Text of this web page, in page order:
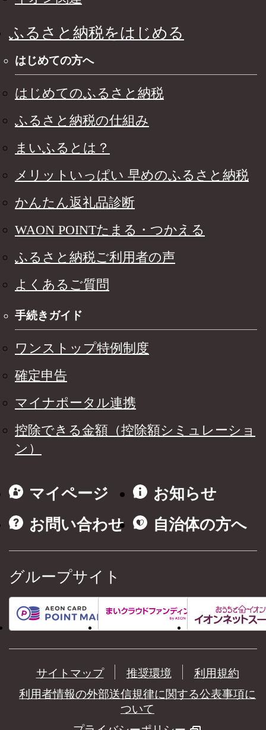
ふるさと納税をはじめる
はじめての方へ
はじめてのふるさと納税
ふるさと納税の仕組み
まいふるとは？
メリットいっぱい 早めのふるさと納税
かんたん返礼品診断
WAON POINTたまる・つかえる
ふるさと納税ご利用者の声
よくあるご質問
手続きガイド
ワンストップ特例制度
確定申告
マイナポータル連携
控除できる金額（控除額シミュレーショ
ン）
マイページ
お知らせ
お問い合わせ
自治体の方へ
グループサイト
サイトマップ 推奨環境
利用規約
利用者情報の外部送信規律に関する公表事項に
ついて